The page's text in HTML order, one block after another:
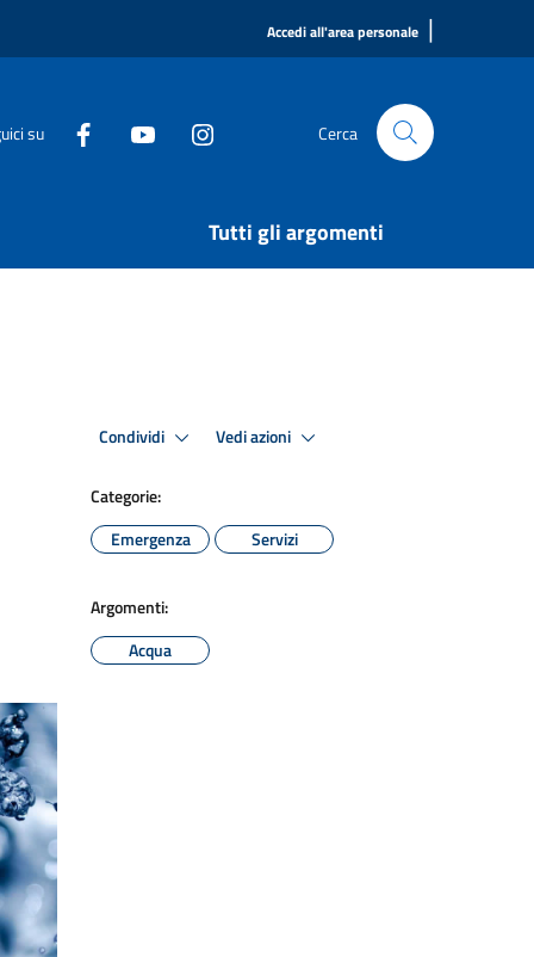
Accedi all'area personale |
su Cerca
Tutti gli argomenti
Condividi Vedi azioni
Categorie:
Emergenza
Servizi
Argomenti:
Acqua